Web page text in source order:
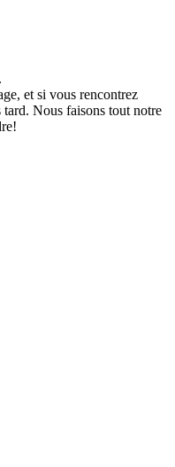
et si vous rencontrez
tard. Nous faisons tout notre